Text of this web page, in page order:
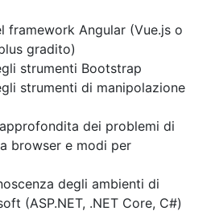
framework Angular (Vue.js o
gradito)
strumenti Bootstrap
strumenti di manipolazione
dei problemi di
browser e modi per
degli ambienti di
(ASP.NET, .NET Core, C#)